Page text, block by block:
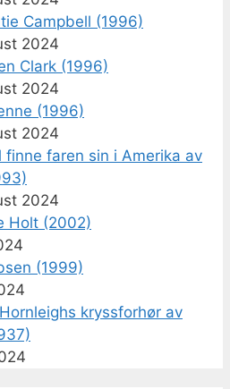
Campbell (1996)
2024
Clark (1996)
2024
(1996)
2024
finne faren sin i Amerika av
2024
Holt (2002)
(1999)
kryssforhør av